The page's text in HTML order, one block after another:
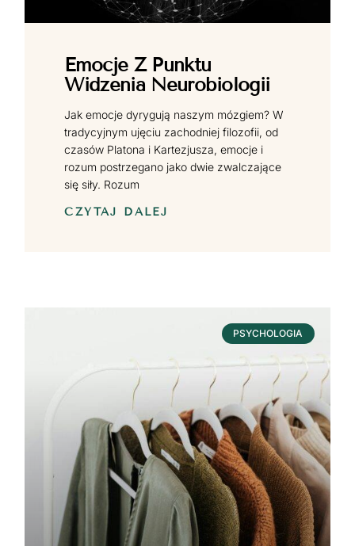
Emocje Z Punktu
Widzenia Neurobiologii
Jak emocje dyrygują naszym mózgiem? W
tradycyjnym ujęciu zachodniej filozofii, od
czasów Platona i Kartezjusza, emocje i
rozum postrzegano jako dwie zwalczające
się siły. Rozum
CZYTAJ DALEJ
PSYCHOLOGIA